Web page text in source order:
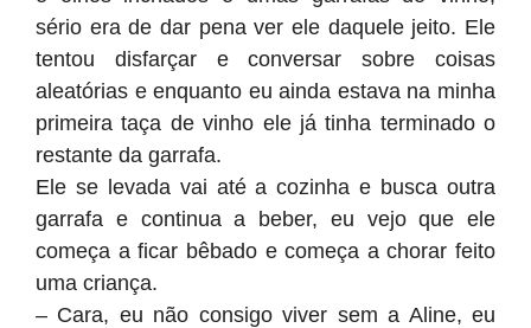
sério era de dar pena ver ele daquele jeito. Ele
tentou disfarçar e conversar sobre coisas
aleatórias e enquanto eu ainda estava na minha
primeira taça de vinho ele já tinha terminado o
restante da garrafa.
Ele se levada vai até a cozinha e busca outra
garrafa e continua a beber, eu vejo que ele
começa a ficar bêbado e começa a chorar feito
uma criança.
– Cara, eu não consigo viver sem a Aline, eu